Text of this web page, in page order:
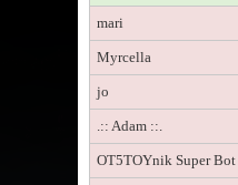
mari
Myrcella
jo
.:: Adam ::.
OT5TOYnik Super Bot